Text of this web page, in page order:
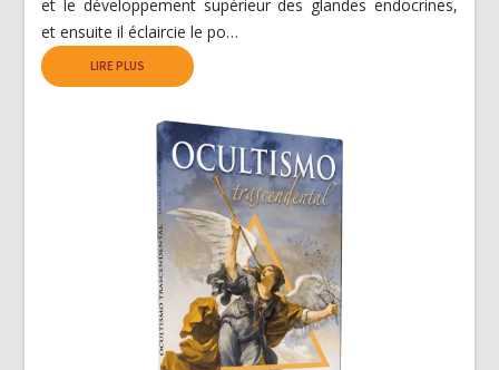
et le développement supérieur des glandes endocrines,
et ensuite il éclaircie le po…
LIRE PLUS